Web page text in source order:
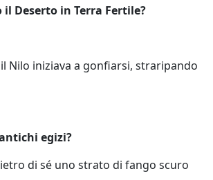
Deserto in Terra Fertile?
Nilo iniziava a gonfiarsi, straripando
egizi?
di sé uno strato di fango scuro